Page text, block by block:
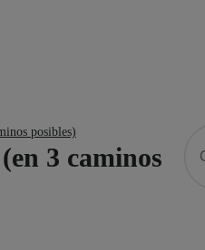
posibles)
3 caminos